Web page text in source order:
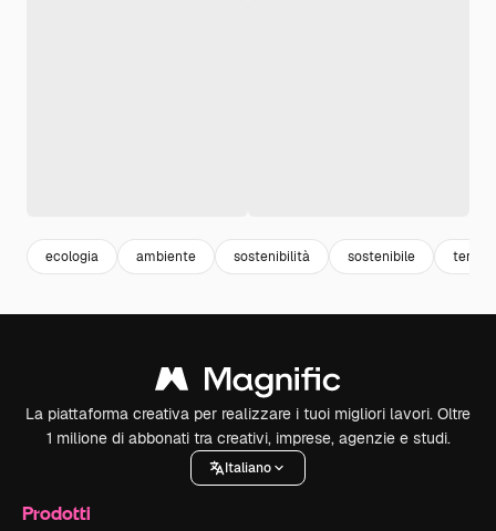
ecologia ambiente sostenibilità sostenibile terra
La piattaforma creativa per realizzare i tuoi migliori lavori. Oltre
1 milione di abbonati tra creativi, imprese, agenzie e studi.
Italiano
Prodotti